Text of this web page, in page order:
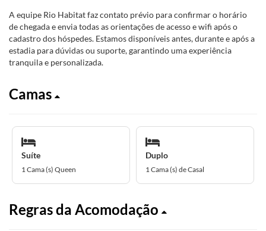
A equipe Rio Habitat faz contato prévio para confirmar o horário
de chegada e envia todas as orientações de acesso e wifi após o
cadastro dos hóspedes. Estamos disponíveis antes, durante e após a
estadia para dúvidas ou suporte, garantindo uma experiência
tranquila e personalizada.
Camas
Suíte
1 Cama (s) Queen
Duplo
1 Cama (s) de Casal
Regras da Acomodação